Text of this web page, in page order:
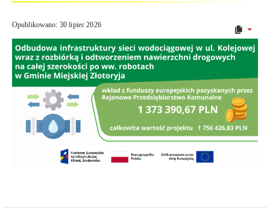
Opublikowano: 30 lipiec 2026